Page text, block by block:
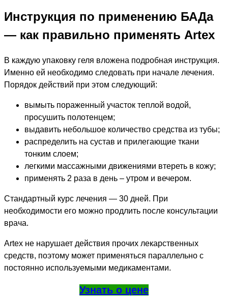
Инструкция по применению БАДа
— как правильно применять Artex
В каждую упаковку геля вложена подробная инструкция.
Именно ей необходимо следовать при начале лечения.
Порядок действий при этом следующий:
вымыть пораженный участок теплой водой,
просушить полотенцем;
выдавить небольшое количество средства из тубы;
распределить на сустав и прилегающие ткани
тонким слоем;
легкими массажными движениями втереть в кожу;
применять 2 раза в день – утром и вечером.
Стандартный курс лечения — 30 дней. При
необходимости его можно продлить после консультации
врача.
Artex не нарушает действия прочих лекарственных
средств, поэтому может применяться параллельно с
постоянно используемыми медикаментами.
Узнать о цене